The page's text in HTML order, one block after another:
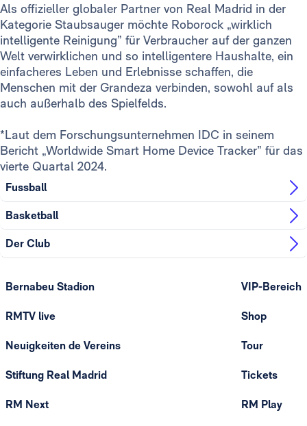
Als offizieller globaler Partner von Real Madrid in der
Kategorie Staubsauger möchte Roborock „wirklich
intelligente Reinigung” für Verbraucher auf der ganzen
Welt verwirklichen und so intelligentere Haushalte, ein
einfacheres Leben und Erlebnisse schaffen, die
Menschen mit der Grandeza verbinden, sowohl auf als
auch außerhalb des Spielfelds.
*Laut dem Forschungsunternehmen IDC in seinem
Bericht „Worldwide Smart Home Device Tracker” für das
vierte Quartal 2024.
Fussball
Basketball
Der Club
Bernabeu Stadion
RMTV live
Neuigkeiten de Vereins
Stiftung Real Madrid
RM Next
VIP-Bereich
Shop
Tour
Tickets
RM Play